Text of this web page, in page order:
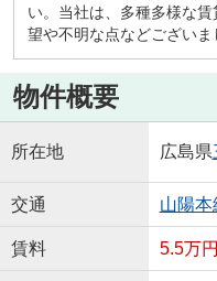
い。当社は、多種多様な
望や不明な点などございま
物件概要
所在地 広島県
交通 山陽本
賃料 5.5万円